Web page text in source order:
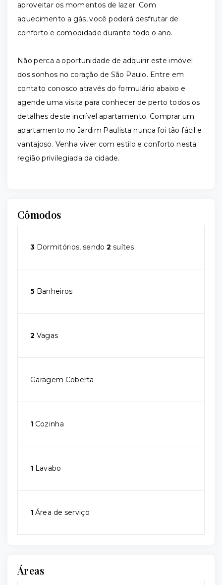
aproveitar os momentos de lazer. Com
aquecimento a gás, você poderá desfrutar de
conforto e comodidade durante todo o ano.
Não perca a oportunidade de adquirir este imóvel
dos sonhos no coração de São Paulo. Entre em
contato conosco através do formulário abaixo e
agende uma visita para conhecer de perto todos os
detalhes deste incrível apartamento. Comprar um
apartamento no Jardim Paulista nunca foi tão fácil e
vantajoso. Venha viver com estilo e conforto nesta
região privilegiada da cidade.
Cômodos
3 Dormitórios, sendo2 suítes
5 Banheiros
2 Vagas
Garagem Coberta
1 Cozinha
1 Lavabo
1 Área de serviço
Áreas